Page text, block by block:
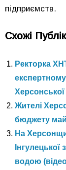
підприємств.
Схожі
Ректорка
Жителі
бюджету
На
водою